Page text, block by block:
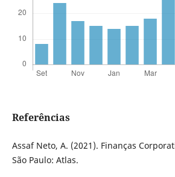
Referências
Assaf Neto, A. (2021). Finanças
São Paulo: Atlas.